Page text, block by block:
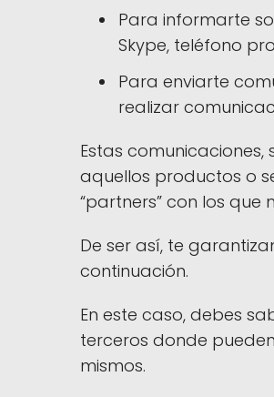
Para informarte
Skype, teléfono
Para enviarte
realizar
Estas
aquellos productos o
“partners” con los
De ser así, te
continuación.
En este caso, debes
terceros donde
mismos.